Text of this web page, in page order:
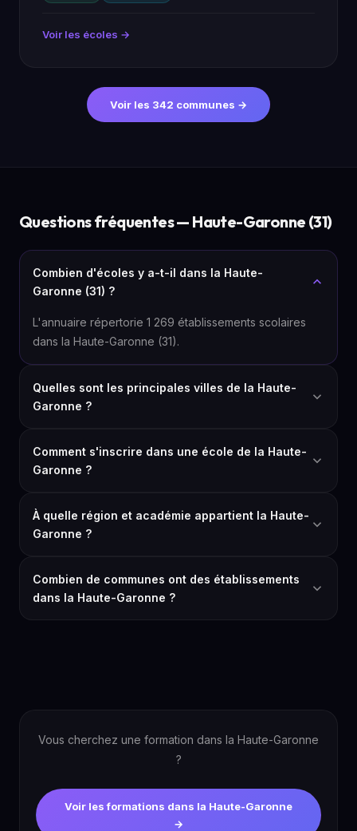
Voir les écoles →
Voir les 342 communes →
Questions fréquentes — Haute-Garonne (31)
Combien d'écoles y a-t-il dans la Haute-
Garonne (31) ?
L'annuaire répertorie 1 269 établissements scolaires
dans la Haute-Garonne (31).
Quelles sont les principales villes de la Haute-
Garonne ?
Comment s'inscrire dans une école de la Haute-
Garonne ?
À quelle région et académie appartient la Haute-
Garonne ?
Combien de communes ont des établissements
dans la Haute-Garonne ?
Vous cherchez une formation dans la Haute-Garonne
?
Voir les formations dans la Haute-Garonne
→